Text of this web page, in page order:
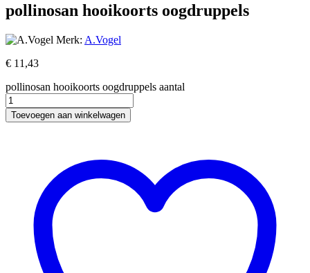
pollinosan hooikoorts oogdruppels
Merk: A.Vogel
€ 11,43
pollinosan hooikoorts oogdruppels aantal
Toevoegen aan winkelwagen